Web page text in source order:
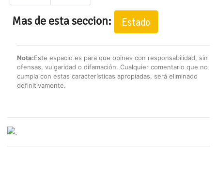
Mas de esta seccion: Estado
Nota:Este espacio es para que opines con responsabilidad, sin
ofensas, vulgaridad o difamación. Cualquier comentario que no
cumpla con estas características apropiadas, será eliminado
definitivamente.